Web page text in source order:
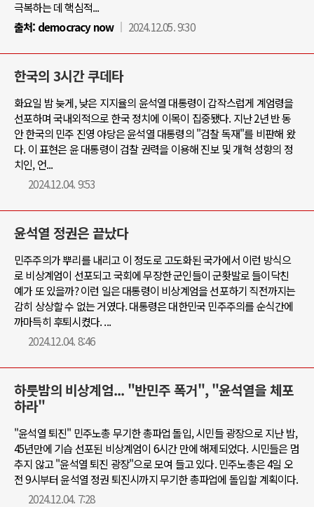
극복하는 데 핵심적...
출처: democracy now 2024.12.05. 9:30
한국의 3시간 쿠데타
화요일 밤 늦게, 낮은 지지율의 윤석열 대통령이 갑작스럽게 계엄령을
선포하며 국내외적으로 한국 정치에 이목이 집중됐다. 지난 2년 반 동
안 한국의 민주 진영 야당은 윤석열 대통령의 "검찰 독재"를 비판해 왔
다. 이 표현은 윤 대통령이 검찰 권력을 이용해 진보 및 개혁 성향의 정
치인, 언...
2024.12.04. 9:53
윤석열 정권은 끝났다
민주주의가 뿌리를 내리고 이 정도로 고도화된 국가에서 이런 방식으
로 비상계엄이 선포되고 국회에 무장한 군인들이 군홧발로 들이닥친
예가 또 있을까? 이런 일은 대통령이 비상계엄을 선포하기 직전까지는
감히 상상할 수 없는 거였다. 대통령은 대한민국 민주주의를 순식간에
까마득히 후퇴시켰다. ...
2024.12.04. 8:46
하룻밤의 비상계엄... "반민주 폭거", "윤석열을 체포
하라"
"윤석열 퇴진" 민주노총 무기한 총파업 돌입, 시민들 광장으로 지난 밤,
45년만에 기습 선포된 비상계엄이 6시간 만에 해제되었다. 시민들은 멈
추지 않고 "윤석열 퇴진 광장"으로 모여 들고 있다. 민주노총은 4일 오
전 9시부터 윤석열 정권 퇴진시까지 무기한 총파업에 돌입할 계획이다.
2024.12.04. 7:28